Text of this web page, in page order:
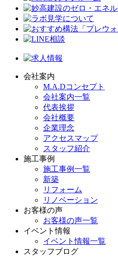
会社案内
M.A.Dコンセプト
会社案内一覧
代表挨拶
会社概要
企業理念
アクセスマップ
スタッフ紹介
施工事例
施工事例一覧
新築
リフォーム
リノベーション
お客様の声
お客様の声一覧
イベント情報
イベント情報一覧
スタッフブログ